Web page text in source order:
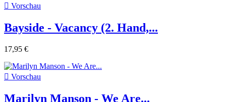
 Vorschau
Bayside - Vacancy (2. Hand,...
17,95 €
 Vorschau
Marilyn Manson - We Are...